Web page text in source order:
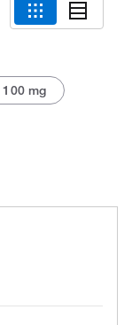
100 mg